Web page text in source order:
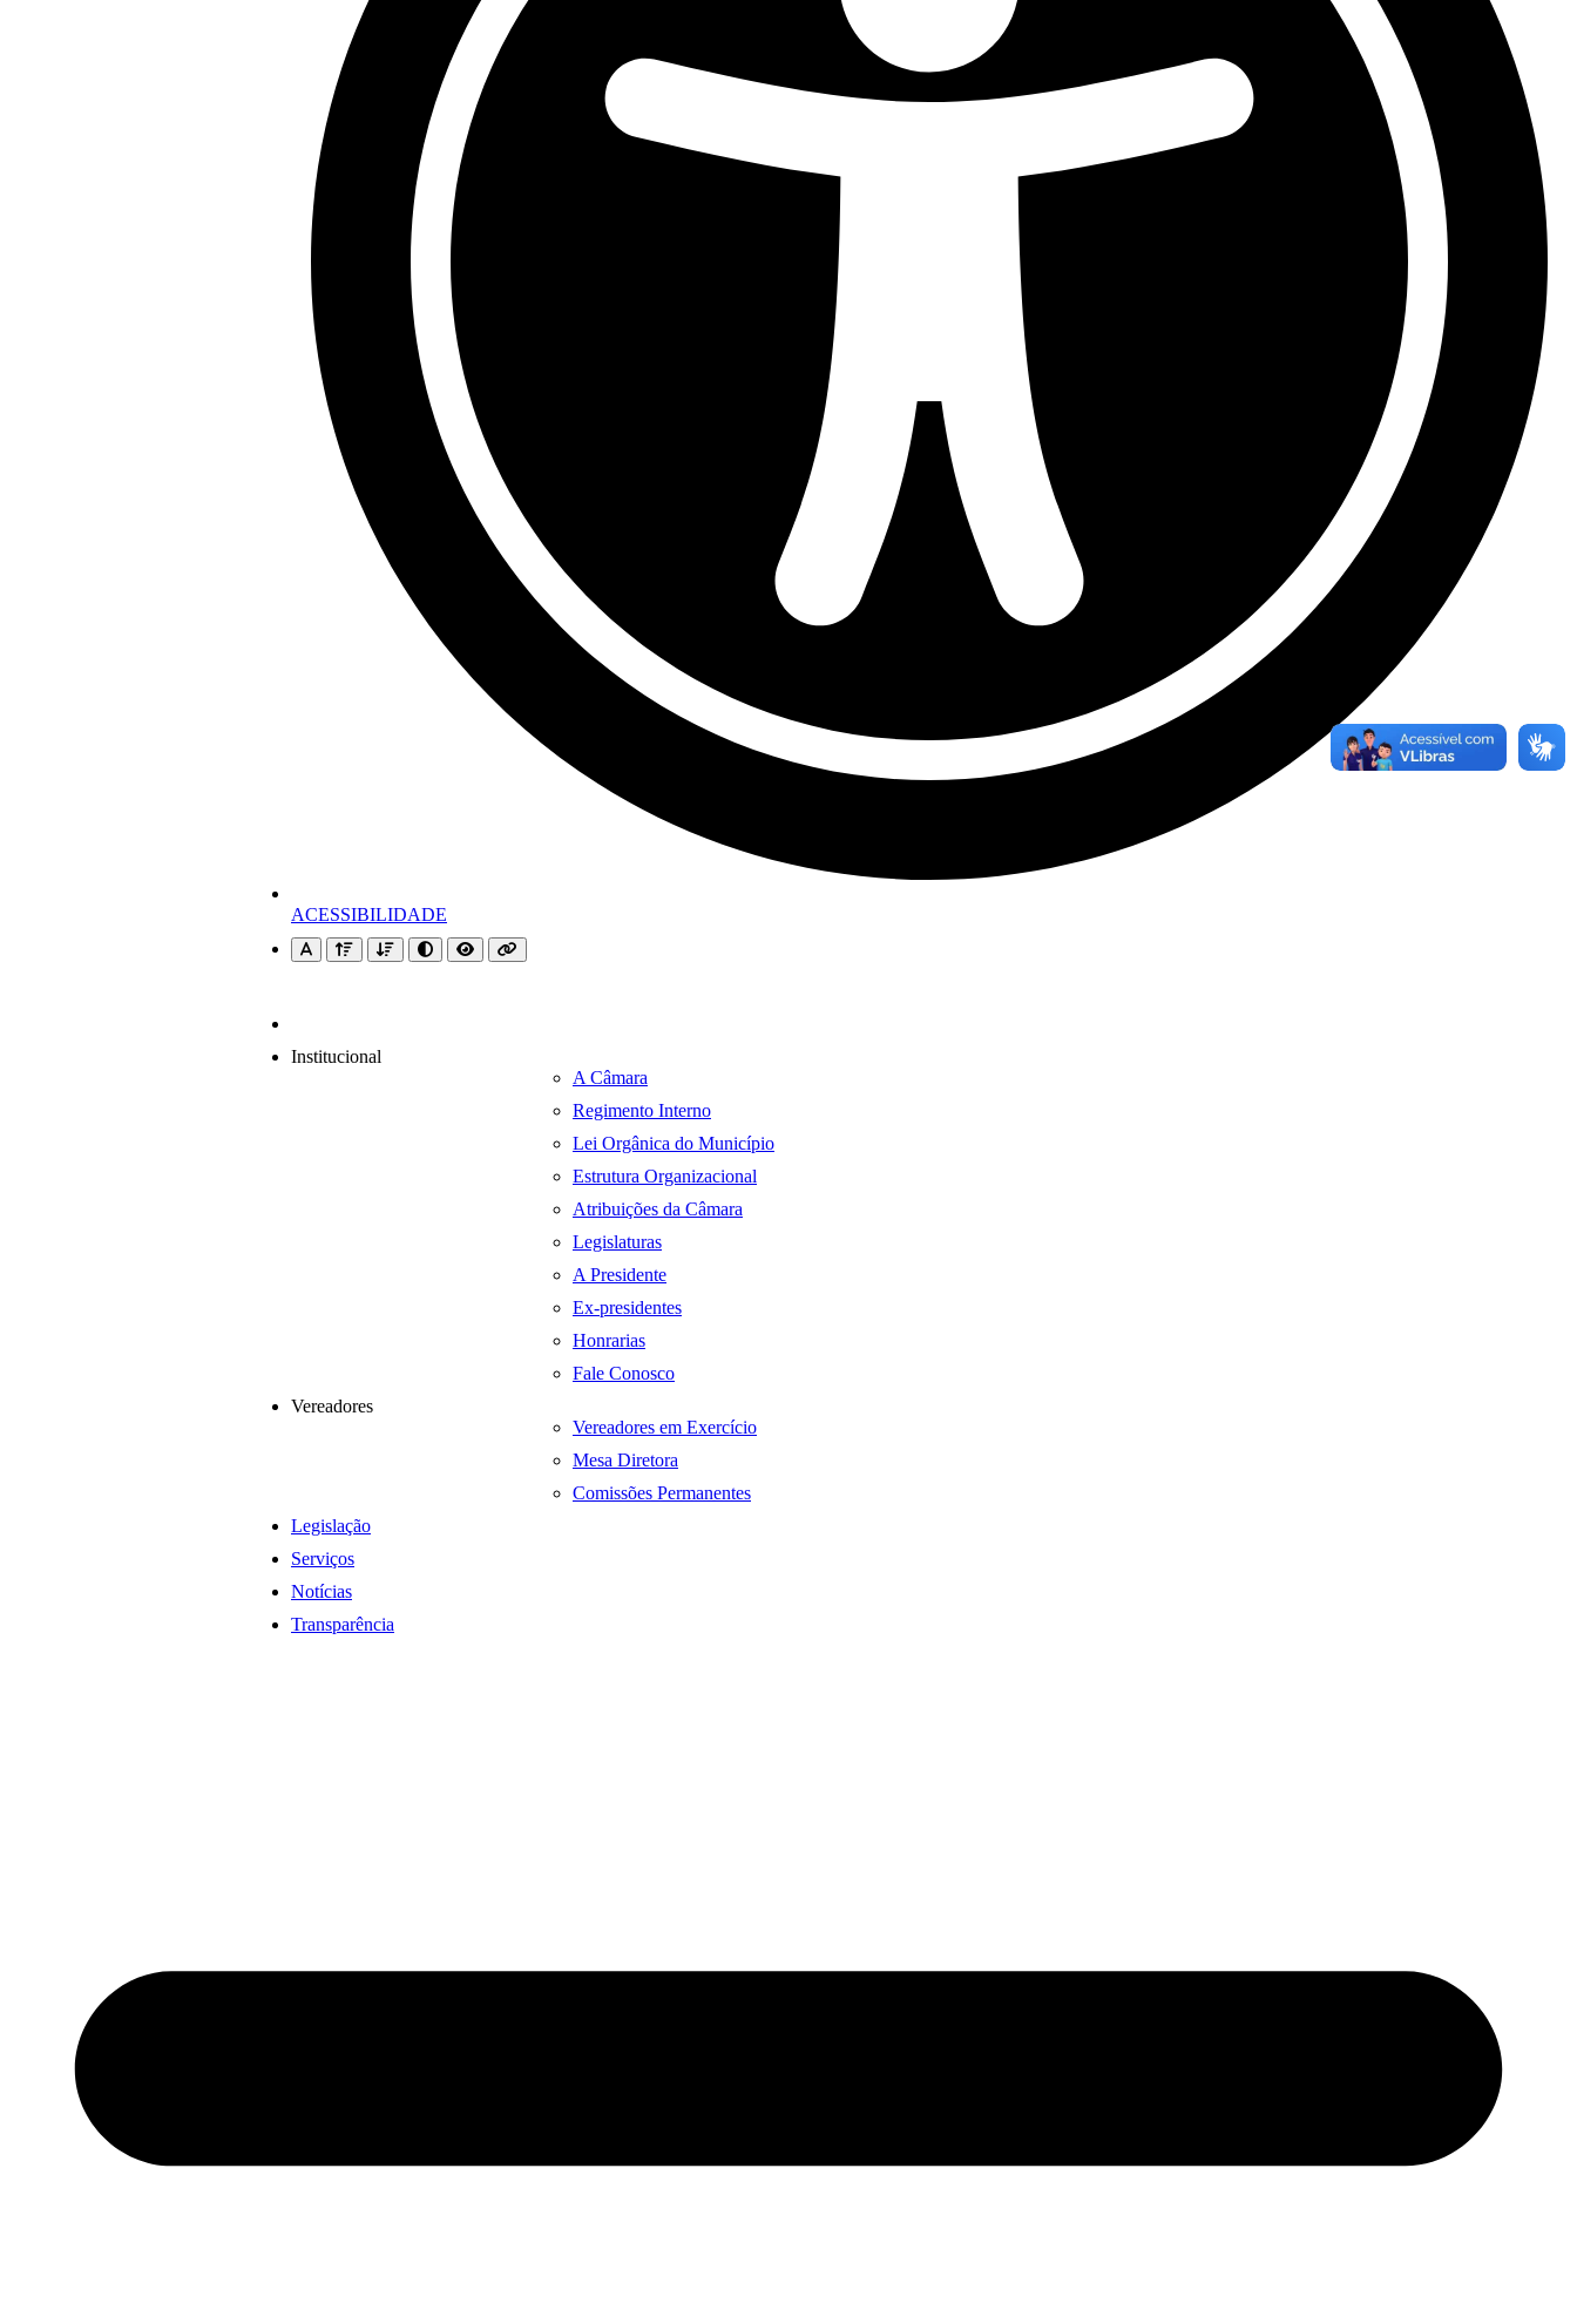
ACESSIBILIDADE
Institucional
A Câmara
Regimento Interno
Lei Orgânica do Município
Estrutura Organizacional
Atribuições da Câmara
Legislaturas
A Presidente
Ex-presidentes
Honrarias
Fale Conosco
Vereadores
Vereadores em Exercício
Mesa Diretora
Comissões Permanentes
Legislação
Serviços
Notícias
Transparência